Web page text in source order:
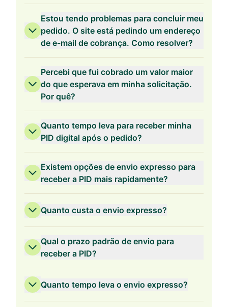
Validade de 2 Anos
Estou tendo problemas para concluir meu
pedido. O site está pedindo um endereço
de e-mail de cobrança. Como resolver?
Percebi que fui cobrado um valor maior
do que esperava em minha solicitação.
Por quê?
Quanto tempo leva para receber minha
PID digital após o pedido?
Existem opções de envio expresso para
receber a PID mais rapidamente?
Quanto custa o envio expresso?
Qual o prazo padrão de envio para
receber a PID?
Quanto tempo leva o envio expresso?